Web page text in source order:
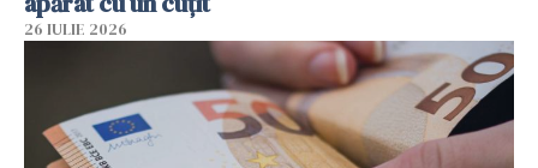
26 IULIE 2026